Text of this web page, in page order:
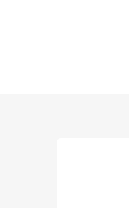
u